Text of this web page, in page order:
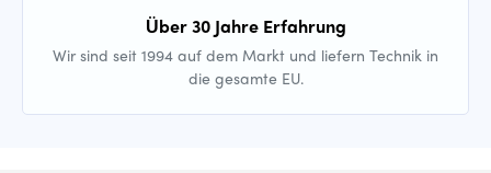
Über 30 Jahre Erfahrung
Wir sind seit 1994 auf dem Markt und liefern Technik in
die gesamte EU.